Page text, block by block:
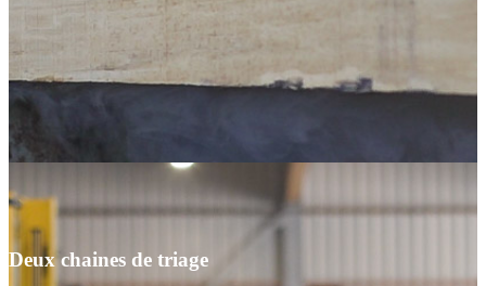
Deux chaines de triage